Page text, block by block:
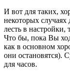
И вот для таких,
некоторых
лесть в настройки,
Что бы, пока Вы
как в основном
они остановятся).
для часов.